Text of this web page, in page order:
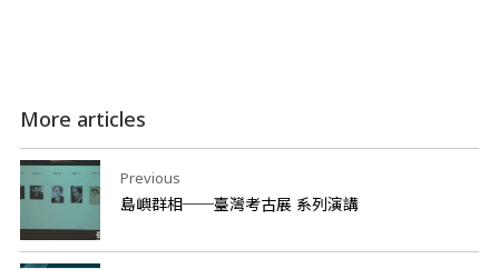
More articles
Previous
島嶼群相──臺灣考古展 系列演講